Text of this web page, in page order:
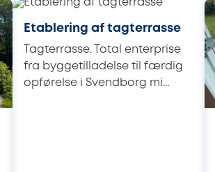
Etablering af tagterrasse
Tagterrasse. Total enterprise
fra byggetilladelse til færdig
opførelse i Svendborg mi...